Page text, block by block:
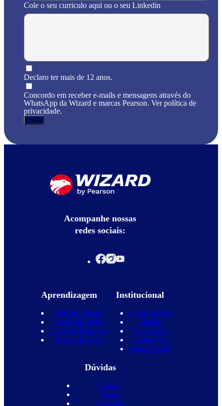
Cole o seu curriculo aqui ou o seu Linkedin
Declaro ter mais de 12 anos.
Concordo em receber e-mails e mensagens através do
WhatsApp da Wizard e marcas Pearson. Ver política de
privacidade.
Acompanhe nossas
redes sociais:
Aprendizagem
Nossos Cursos
Curso de Inglês
Curso de Espanhol
Nossas Escolas
Institucional
Quem Somos
Equipe
Novidades
Promoções
Blog Wizard
Dúvidas
Contato
Vagas
Parcerias